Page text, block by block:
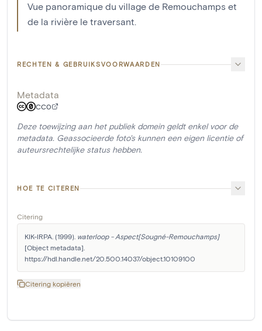
Vue panoramique du village de Remouchamps et
de la rivière le traversant.
RECHTEN & GEBRUIKSVOORWAARDEN
Metadata
CC0
Deze toewijzing aan het publiek domein geldt enkel voor de
metadata. Geassocieerde foto's kunnen een eigen licentie of
auteursrechtelijke status hebben.
HOE TE CITEREN
Citering
KIK-IRPA. (1999). waterloop - Aspect[Sougné-Remouchamps]
[Object metadata].
https://hdl.handle.net/20.500.14037/object.10109100
Citering kopiëren